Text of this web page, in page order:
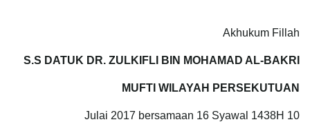
Akhukum Fillah
S.S DATUK DR. ZULKIFLI BIN MOHAMAD AL-BAKRI
MUFTI WILAYAH PERSEKUTUAN
10 Julai 2017 bersamaan 16 Syawal 1438H